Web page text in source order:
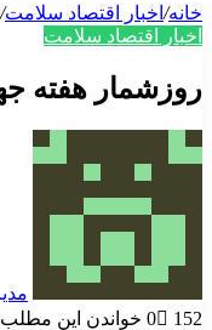
خانه/ اخبار اقتصاد سلامت/
اخبار اقتصاد سلامت
روزشمار هفته
0
152
خواندن این مطلب 1 دقیقه زمان میبرد